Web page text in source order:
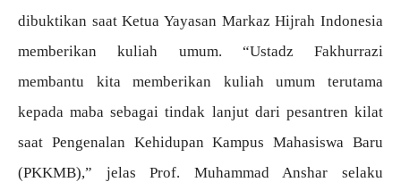
dibuktikan saat Ketua Yayasan Markaz Hijrah Indonesia
memberikan kuliah umum. “Ustadz Fakhurrazi
membantu kita memberikan kuliah umum terutama
kepada maba sebagai tindak lanjut dari pesantren kilat
saat Pengenalan Kehidupan Kampus Mahasiswa Baru
(PKKMB),” jelas Prof. Muhammad Anshar selaku